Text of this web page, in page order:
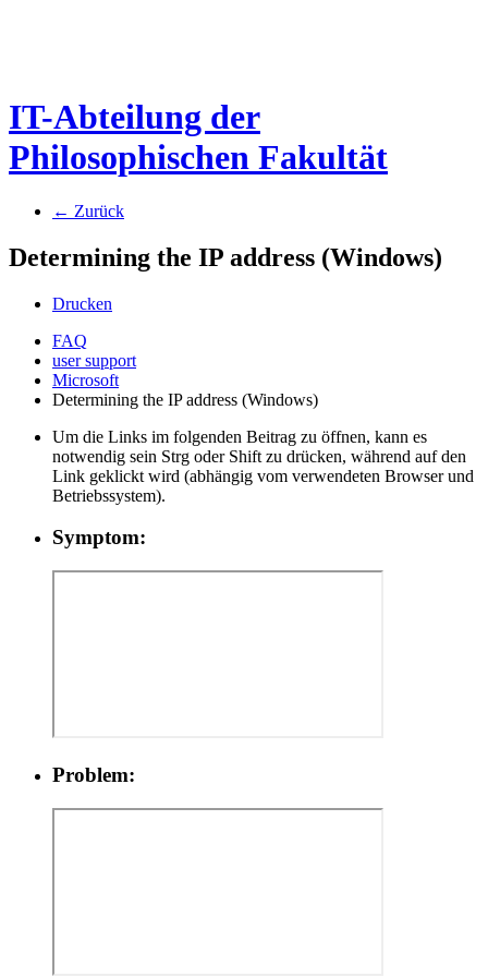
IT-Abteilung der
Philosophischen Fakultät
← Zurück
Determining the IP address (Windows)
Drucken
FAQ
user support
Microsoft
Determining the IP address (Windows)
Um die Links im folgenden Beitrag zu öffnen, kann es
notwendig sein Strg oder Shift zu drücken, während auf den
Link geklickt wird (abhängig vom verwendeten Browser und
Betriebssystem).
Symptom:
Problem: